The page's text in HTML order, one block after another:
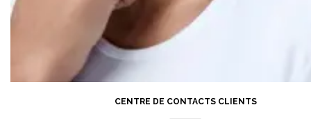
CENTRE DE CONTACTS CLIENTS